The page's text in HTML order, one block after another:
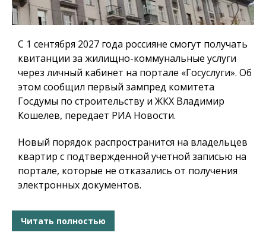
С 1 сентября 2027 года россияне смогут получать
квитанции за жилищно-коммунальные услуги
через личный кабинет на портале «Госуслуги». Об
этом сообщил первый зампред комитета
Госдумы по строительству и ЖКХ Владимир
Кошелев, передает РИА Новости.
Новый порядок распространится на владельцев
квартир с подтвержденной учетной записью на
портале, которые не отказались от получения
электронных документов.
Читать полностью